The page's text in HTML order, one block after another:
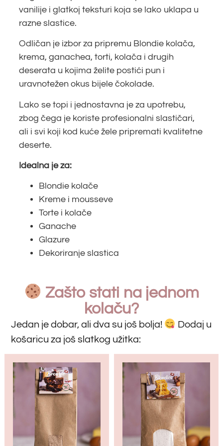
vanilije i glatkoj teksturi koja se lako uklapa u
razne slastice.
Odličan je izbor za pripremu Blondie kolača,
krema, ganachea, torti, kolača i drugih
deserata u kojima želite postići pun i
uravnotežen okus bijele čokolade.
Lako se topi i jednostavna je za upotrebu,
zbog čega je koriste profesionalni slastičari,
ali i svi koji kod kuće žele pripremati kvalitetne
deserte.
Idealna je za:
Blondie kolače
Kreme i mousseve
Torte i kolače
Ganache
Glazure
Dekoriranje slastica
Zašto stati na jednom
kolaču?
Jedan je dobar, ali dva su još bolja!
Dodaj u
košaricu za još slatkog užitka: